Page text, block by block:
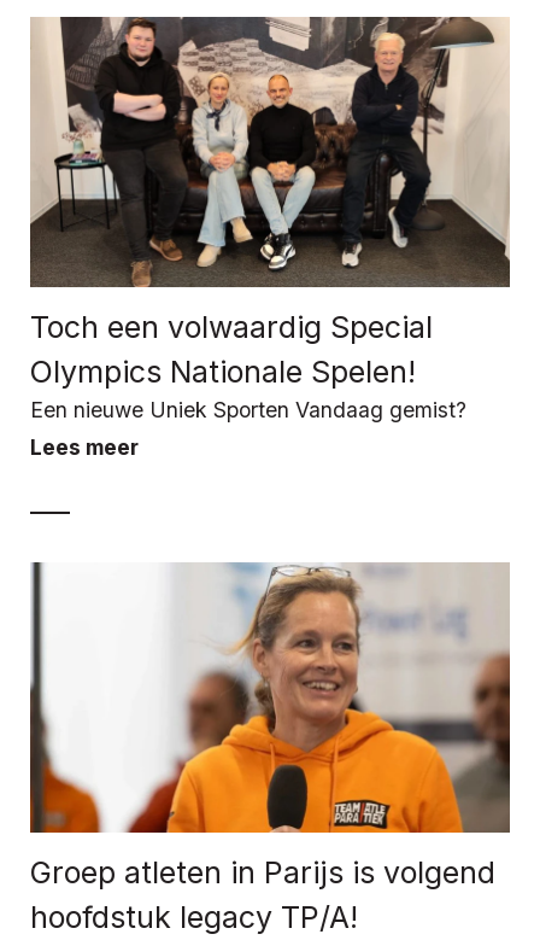
Toch een volwaardig Special
Olympics Nationale Spelen!
Een nieuwe Uniek Sporten Vandaag gemist?
Lees meer
Groep atleten in Parijs is volgend
hoofdstuk legacy TP/A!